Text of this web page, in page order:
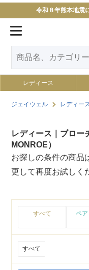
令和８年熊本地震
レディース
ジェイウェル レディー
レディース｜ブロ
MONROE）
お探しの条件の商品
更して再度お試しく
すべて ペア
すべて